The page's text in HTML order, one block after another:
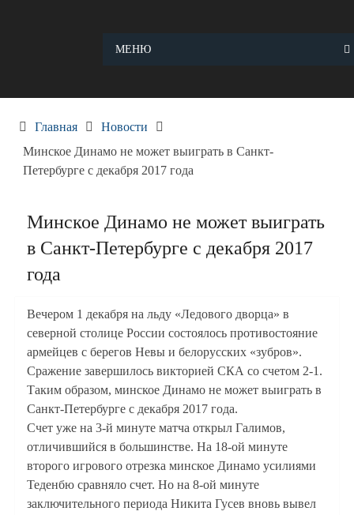
МЕНЮ
Главная
Новости
Минское Динамо не может выиграть в Санкт-
Петербурге с декабря 2017 года
Минское Динамо не может выиграть
в Санкт-Петербурге с декабря 2017
года
Вечером 1 декабря на льду «Ледового дворца» в
северной столице России состоялось противостояние
армейцев с берегов Невы и белорусских «зубров».
Сражение завершилось викторией СКА со счетом 2-1.
Таким образом, минское Динамо не может выиграть в
Санкт-Петербурге с декабря 2017 года.
Счет уже на 3-й минуте матча открыл Галимов,
отличившийся в большинстве. На 18-ой минуте
второго игрового отрезка минское Динамо усилиями
Теденбю сравняло счет. Но на 8-ой минуте
заключительного периода Никита Гусев вновь вывел